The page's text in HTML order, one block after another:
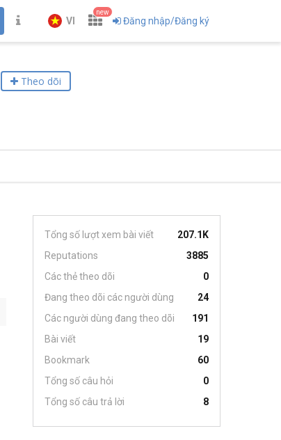
VI
new
Đăng nhập/Đăng ký
Theo dõi
Tổng số lượt xem bài viết
207.1K
Reputations
3885
Các thẻ theo dõi
0
Đang theo dõi các người dùng
24
Các người dùng đang theo dõi
191
Bài viết
19
Bookmark
60
Tổng số câu hỏi
0
Tổng số câu trả lời
8